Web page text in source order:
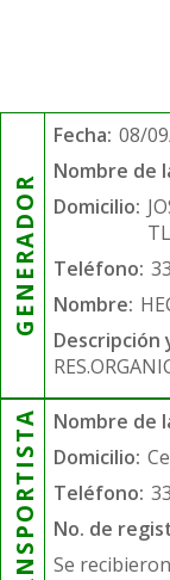
GENERADOR
Fecha: 08/
Nombre de
Domicilio:
Teléfono:
Nombre:
Descripción
TRANSPORTISTA Nombre de
Domicilio:
Teléfono:
No. de
Se